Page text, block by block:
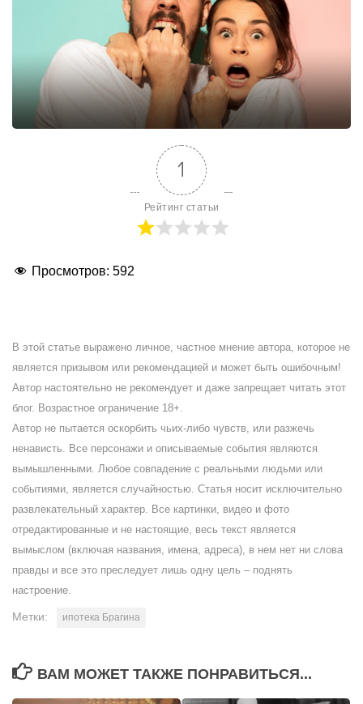
1
Рейтинг статьи
Просмотров: 592
В этой статье выражено личное, частное мнение автора, которое не
является призывом или рекомендацией и может быть ошибочным!
Автор настоятельно не рекомендует и даже запрещает читать этот
блог. Возрастное ограничение 18+.
Автор не пытается оскорбить чьих-либо чувств, или разжечь
ненависть. Все персонажи и описываемые события являются
вымышленными. Любое совпадение с реальными людьми или
событиями, является случайностью. Статья носит исключительно
развлекательный характер. Все картинки, видео и фото
отредактированные и не настоящие, весь текст является
вымыслом (включая названия, имена, адреса), в нем нет ни слова
правды и все это преследует лишь одну цель – поднять
настроение.
Метки: ипотека Брагина
ВАМ МОЖЕТ ТАКЖЕ ПОНРАВИТЬСЯ...